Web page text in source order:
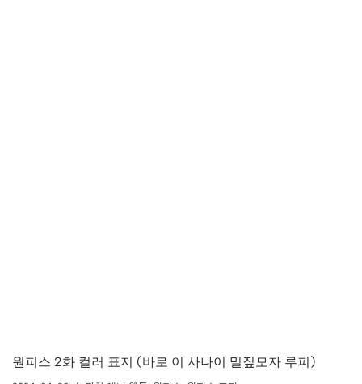
원피스 2화 컬러 표지 (바로 이 사나이 밀짚모자 루피)